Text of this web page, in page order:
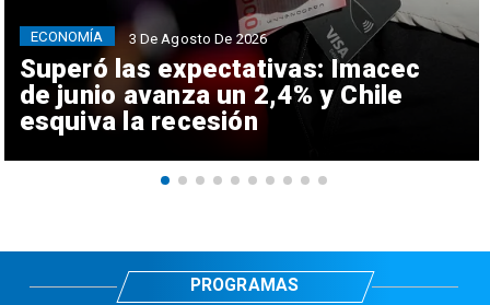
Superó las expectativas: Imacec
de junio avanza un 2,4% y Chile
esquiva la recesión
ECONOMÍA 3 De Agosto De 2026
PROGRAMAS